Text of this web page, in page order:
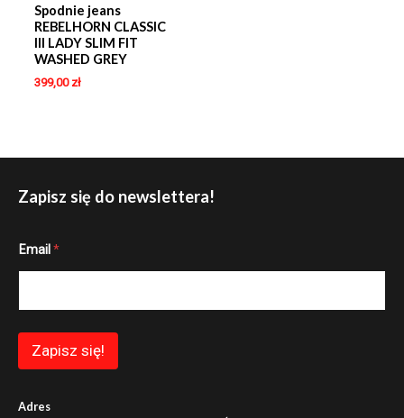
Spodnie jeans
REBELHORN CLASSIC
III LADY SLIM FIT
WASHED GREY
399,00 zł
Zapisz się do newslettera!
m
*
i
Email *
Zapisz się!
Adres